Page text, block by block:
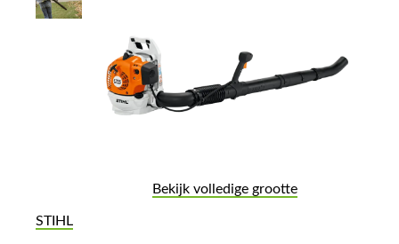
Bekijk volledige grootte
STIHL